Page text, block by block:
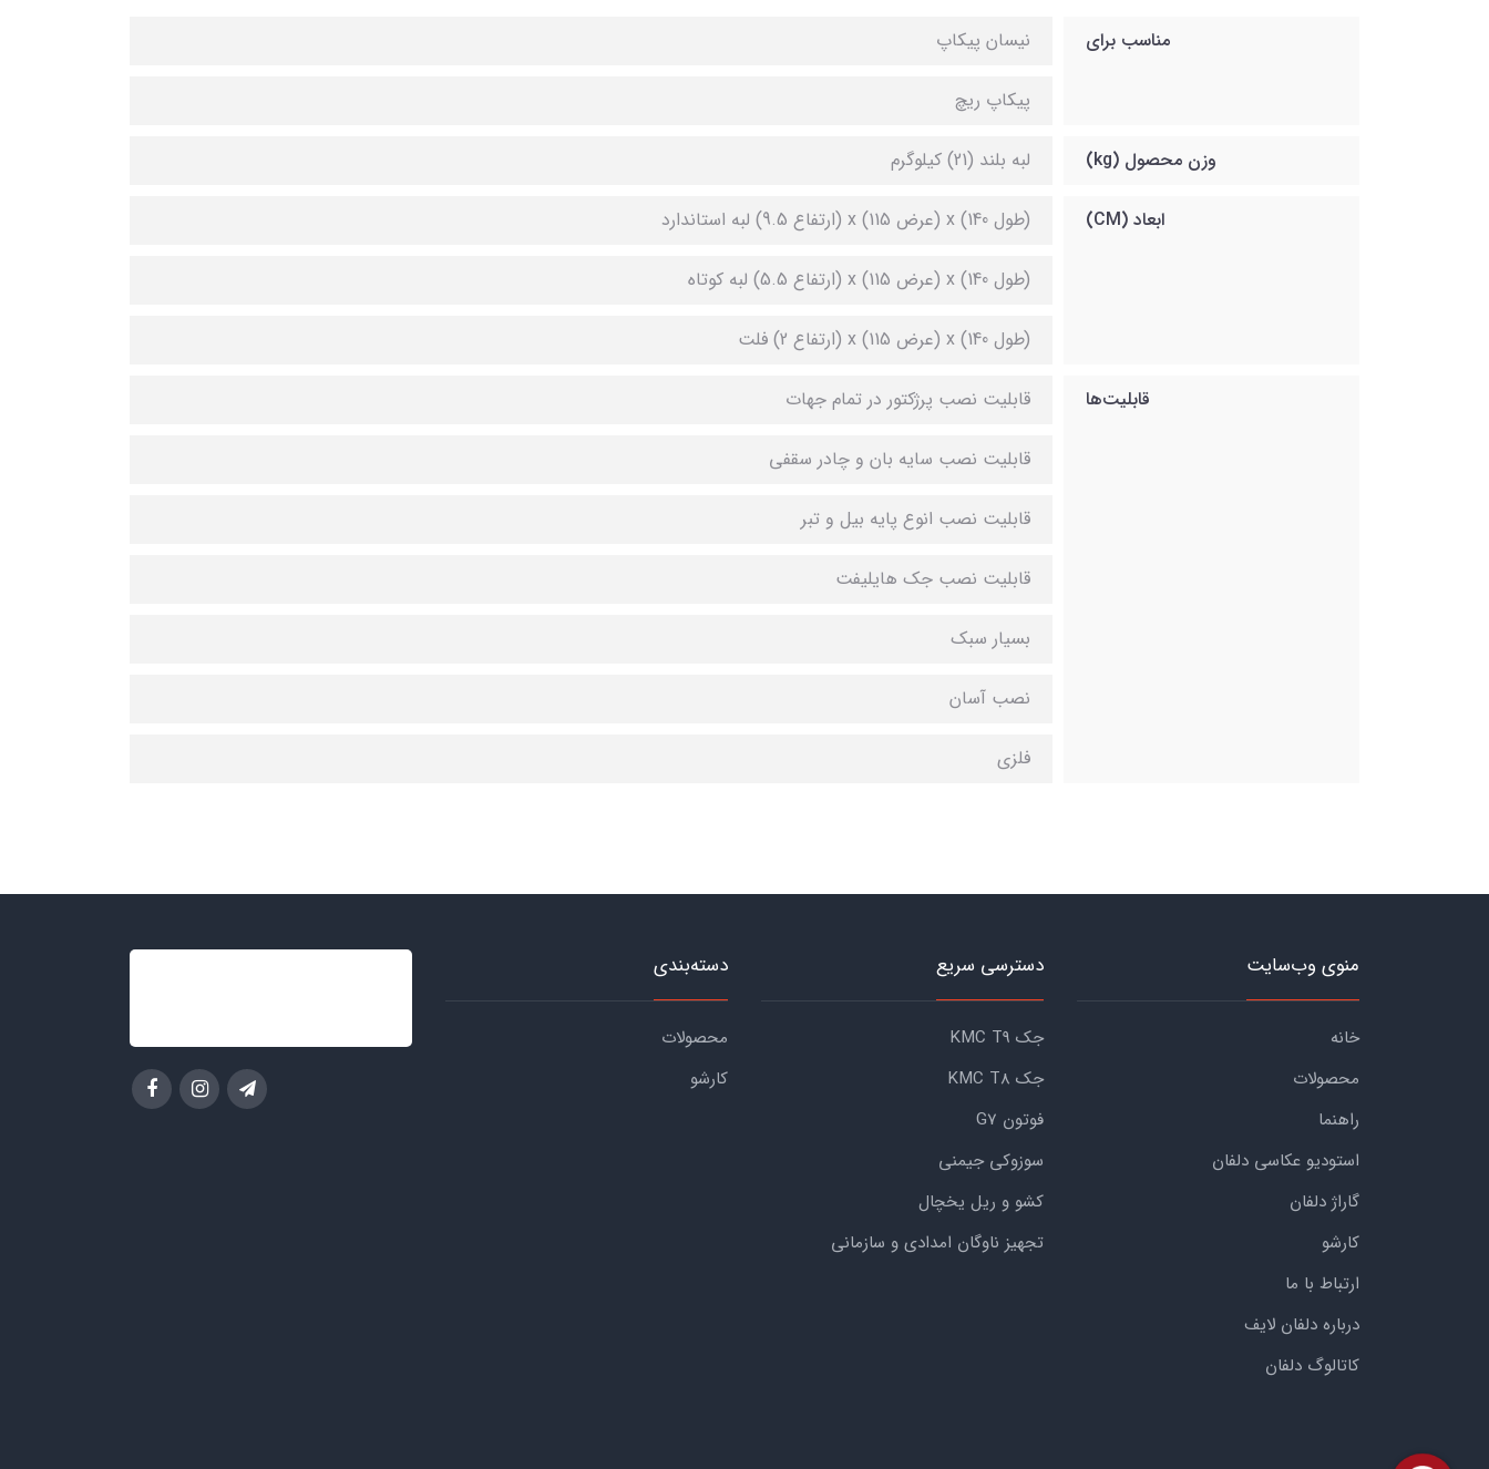
مناسب برای نیسان پیکاپ
پیکاپ ریچ
وزن محصول (kg) لبه بلند (21) کیلوگرم
ابعاد (CM) (طول 140) x (عرض 115) x (ارتفاع 9.5) لبه استاندارد
(طول 140) x (عرض 115) x (ارتفاع 5.5) لبه کوتاه
(طول 140) x (عرض 115) x (ارتفاع 2) فلت
قابلیت‌ها قابلیت نصب پرژکتور در تمام جهات
قابلیت نصب سایه بان و چادر سقفی
قابلیت نصب انوع پایه بیل و تبر
قابلیت نصب جک هایلیفت
بسیار سبک
نصب آسان
فلزی
منوی وب‌سایت
خانه
محصولات
راهنما
استودیو عکاسی دلفان
گاراژ دلفان
کارشو
ارتباط با ما
درباره دلفان لایف
کاتالوگ دلفان
دسترسی سریع
جک KMC T9
جک KMC T8
فوتون G7
سوزوکی جیمنی
کشو و ریل یخچال
تجهیز ناوگان امدادی و سازمانی
دسته‌بندی
محصولات
کارشو